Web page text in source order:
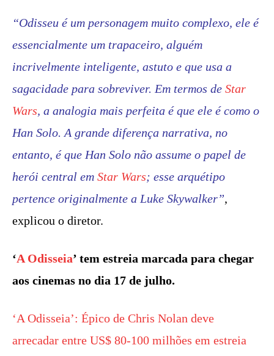
“Odisseu é um personagem muito complexo, ele é
essencialmente um trapaceiro, alguém
incrivelmente inteligente, astuto e que usa a
sagacidade para sobreviver. Em termos de Star
Wars, a analogia mais perfeita é que ele é como o
Han Solo. A grande diferença narrativa, no
entanto, é que Han Solo não assume o papel de
herói central em Star Wars; esse arquétipo
pertence originalmente a Luke Skywalker”,
explicou o diretor.
‘A Odisseia’ tem estreia marcada para chegar
aos cinemas no dia 17 de julho.
‘A Odisseia’: Épico de Chris Nolan deve
arrecadar entre US$ 80-100 milhões em estreia